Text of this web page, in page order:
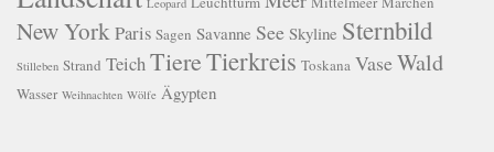
Leopard
New YorkParis Sagen Savanne See Skyline Sternbild
Stilleben Strand TeichTiereTierkreis Toskana VaseWald
Wasser Weihnachten Wölfe Ägypten